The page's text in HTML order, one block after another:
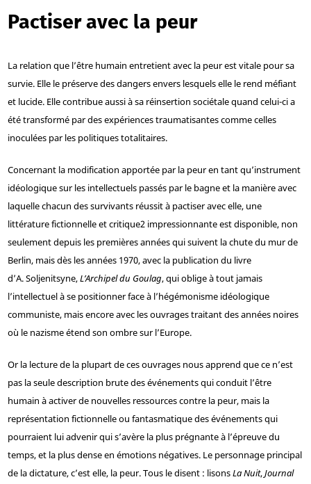
Pactiser avec la peur
La relation que l’être humain entretient avec la peur est vitale pour sa
survie. Elle le préserve des dangers envers lesquels elle le rend méfiant
et lucide. Elle contribue aussi à sa réinsertion sociétale quand celui-ci a
été transformé par des expériences traumatisantes comme celles
inoculées par les politiques totalitaires.
Concernant la modification apportée par la peur en tant qu’instrument
idéologique sur les intellectuels passés par le bagne et la manière avec
laquelle chacun des survivants réussit à pactiser avec elle, une
littérature fictionnelle et critique2impressionnante est disponible, non
seulement depuis les premières années qui suivent la chute du mur de
Berlin, mais dès les années 1970, avec la publication du livre
d’A. Soljenitsyne,L’Archipel du Goulag, qui oblige à tout jamais
l’intellectuel à se positionner face à l’hégémonisme idéologique
communiste, mais encore avec les ouvrages traitant des années noires
où le nazisme étend son ombre sur l’Europe.
Or la lecture de la plupart de ces ouvrages nous apprend que ce n’est
pas la seule description brute des événements qui conduit l’être
humain à activer de nouvelles ressources contre la peur, mais la
représentation fictionnelle ou fantasmatique des événements qui
pourraient lui advenir qui s’avère la plus prégnante à l’épreuve du
temps, et la plus dense en émotions négatives. Le personnage principal
de la dictature, c’est elle, la peur. Tous le disent : lisonsLa Nuit,Journal